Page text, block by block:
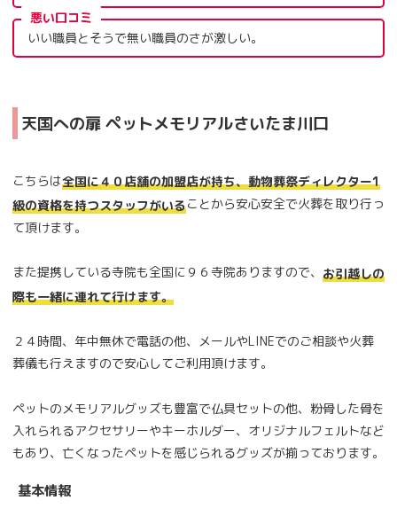
悪い口コミ
いい職員とそうで無い職員のさが激しい。
天国への扉 ペットメモリアルさいたま川口
こちらは全国に４０店舗の加盟店が持ち、動物葬祭ディレクター1
級の資格を持つスタッフがいることから安心安全で火葬を取り行っ
て頂けます。
また提携している寺院も全国に９６寺院ありますので、 お引越しの
際も一緒に連れて行けます。
２４時間、年中無休で電話の他、メールやLINEでのご相談や火葬
葬儀も行えますので安心してご利用頂けます。
ペットのメモリアルグッズも豊富で仏具セットの他、粉骨した骨を
入れられるアクセサリーやキーホルダー、オリジナルフェルトなど
もあり、亡くなったペットを感じられるグッズが揃っております。
基本情報